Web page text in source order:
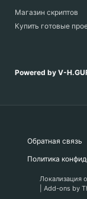
Магазин скриптов
Купить готовые
Powered by V-
Обратная связь
Политика
Локализация
Add-ons by